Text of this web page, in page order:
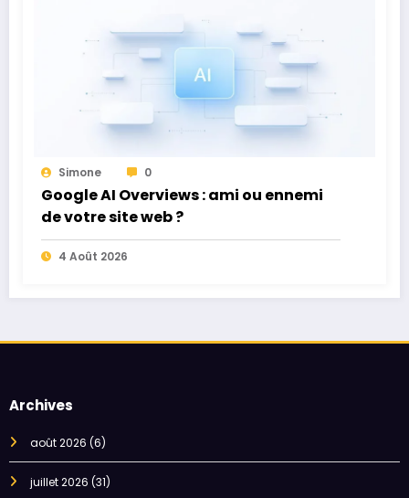
Simone 0
Google AI Overviews : ami ou ennemi
de votre site web ?
4 Août 2026
Archives
août 2026 (6)
juillet 2026 (31)